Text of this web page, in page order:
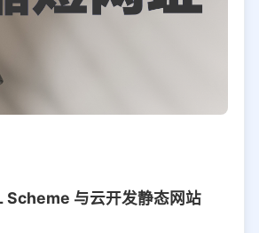
Scheme 与云开发静态网站